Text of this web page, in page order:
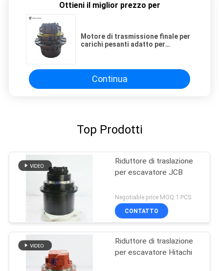
Ottieni il miglior prezzo per
Motore di trasmissione finale per
carichi pesanti adatto per
trazione per escavatore compatto
Continua
Top Prodotti
Riduttore di traslazione
per escavatore JCB
Negotiable price MOQ:1 PCS
CONTATTO
Riduttore di traslazione
per escavatore Hitachi